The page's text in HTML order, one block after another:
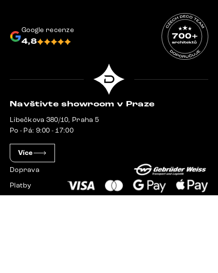
Google recenze
4,8
Navštivte showroom v Praze
Libečkova 380/10, Praha 5
Po - Pá: 9:00 - 17:00
Více
Doprava
Platby